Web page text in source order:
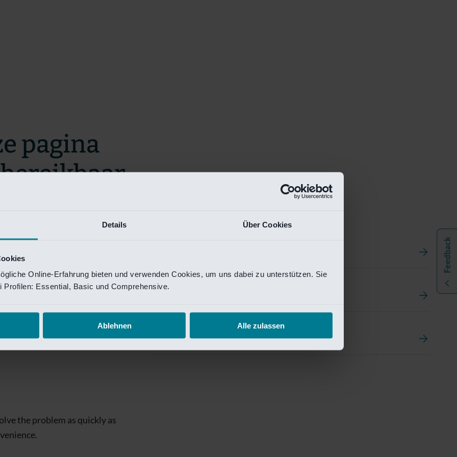
Details Über Cookies
Online-Erfahrung bieten und verwenden Cookies, um uns dabei zu unterstützen. Sie
Profilen: Essential, Basic und Comprehensive.
Ablehnen Alle zulassen
Investment Management
Van Lanschot Kempen Research
pagina
zo snel mogelijk te verhelpen.
te krijgen.
is
the problem as quickly as